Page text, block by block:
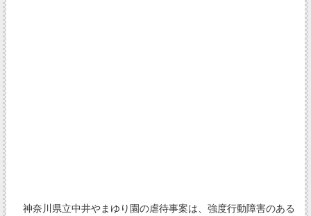
神奈川県立中井やまゆり園の虐待事案は、強度行動障害のある